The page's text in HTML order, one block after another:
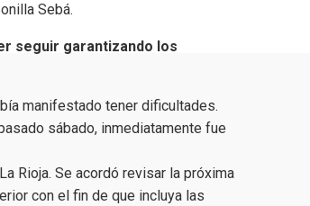
Sebá.
seguir garantizando los
manifestado tener dificultades.
sábado, inmediatamente fue
Rioja. Se acordó revisar la próxima
con el fin de que incluya las